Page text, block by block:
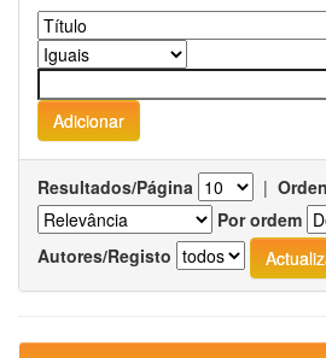
Resultados/Página |
Por ordem
Autores/Registo